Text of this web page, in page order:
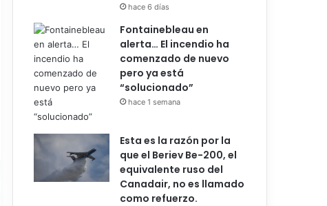
hace 6 días
Fontainebleau en
alerta… El incendio ha
comenzado de nuevo
pero ya está
“solucionado”
hace 1 semana
Esta es la razón por la
que el Beriev Be-200, el
equivalente ruso del
Canadair, no es llamado
como refuerzo.